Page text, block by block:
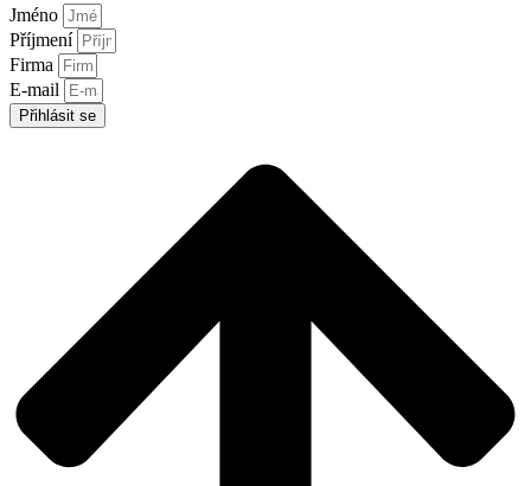
Jméno
Příjmení
Firma
E-mail
Přihlásit se